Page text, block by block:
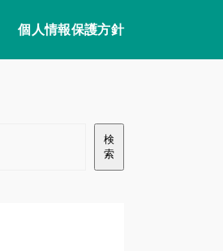
個人情報保護方針
検
索